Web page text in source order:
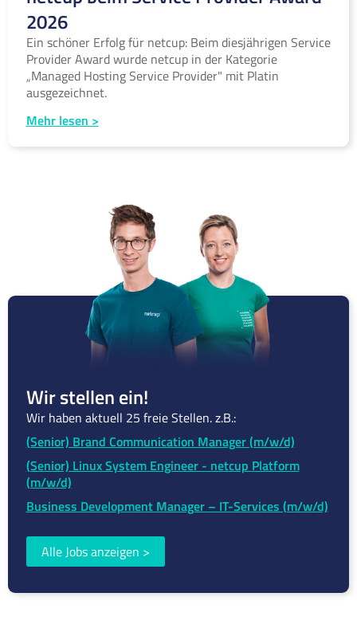
2026
Ein schöner Erfolg für netcup: Beim diesjährigen Service
Provider Award wurde netcup in der Kategorie
„Managed Hosting Service Provider" mit Platin
ausgezeichnet.
Mehr lesen >
Wir stellen ein!
Wir haben aktuell 25 freie Stellen. z.B.:
(Senior) Brand Communication Manager (m/w/d)
(Senior) Linux System Engineer - netcup Platform
(m/w/d)
Business Development Manager – IT-Services (m/w/d)
Alle Jobs anzeigen >